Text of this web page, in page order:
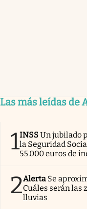
Las más leídas de
1INSSUn jubilado
la Seguridad
55.000 euros de
2Alerta Se
Cuáles serán las
lluvias